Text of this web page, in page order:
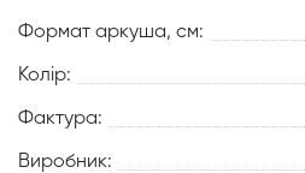
Формат аркуша, см:
Колір:
Фактура:
Виробник: